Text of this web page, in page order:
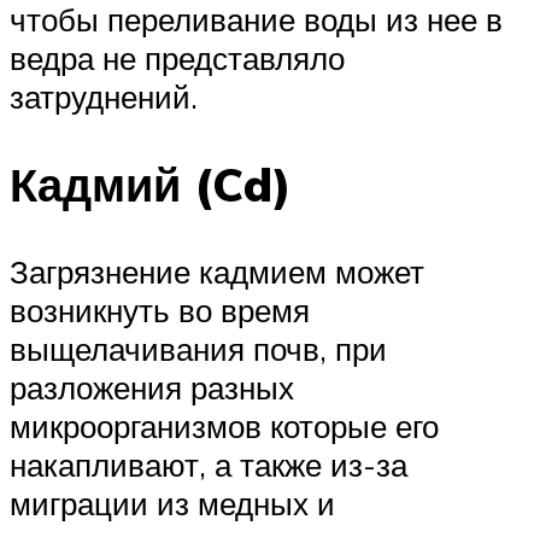
чтобы переливание воды из нее в
ведра не представляло
затруднений.
Кадмий (Cd)
Загрязнение кадмием может
возникнуть во время
выщелачивания почв, при
разложения разных
микроорганизмов которые его
накапливают, а также из-за
миграции из медных и